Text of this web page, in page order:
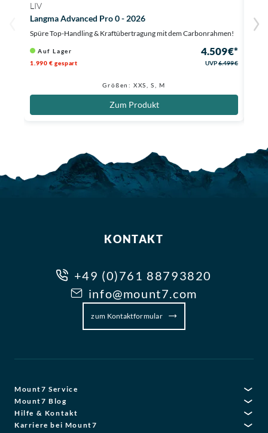
LIV
Langma Advanced Pro 0 - 2026
Spüre Top-Handling & Kraftübertragung mit dem Carbonrahmen!
Auf Lager 4.509 €*
1.990 € gespart UVP6.499 €
Größen: XXS, S, M
Zum Produkt
KONTAKT
+49 (0)761 88793820
info@mount7.com
zum Kontaktformular
Mount7 Service
Mount7 Blog
Hilfe & Kontakt
Karriere bei Mount7